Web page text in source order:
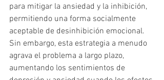
para mitigar la ansiedad y la inhibición,
permitiendo una forma socialmente
aceptable de desinhibición emocional.
Sin embargo, esta estrategia a menudo
agrava el problema a largo plazo,
aumentando los sentimientos de